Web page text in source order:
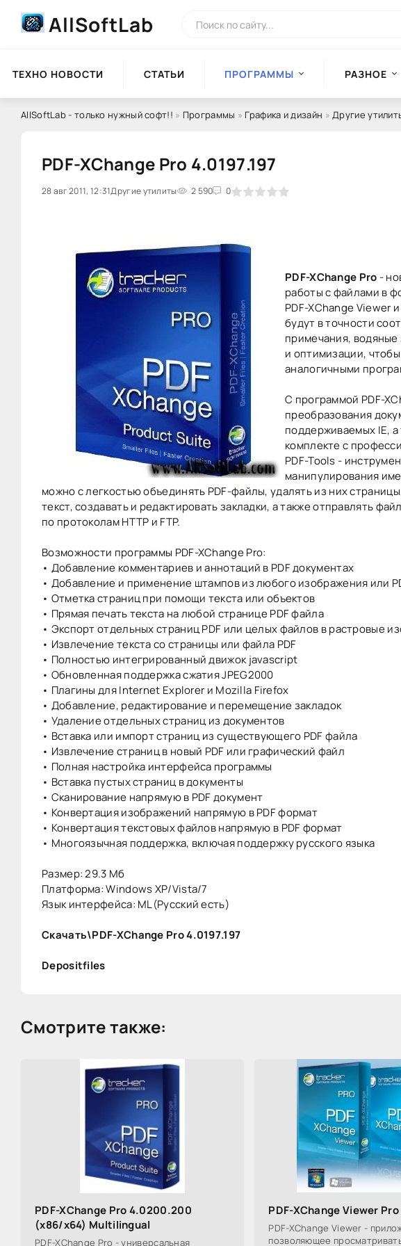
AllSoftLab
ТЕХНО НОВОСТИ СТАТЬИ ПРОГРАММЫ РАЗНОЕ
AllSoftLab - только нужный софт!! » Программы » Графика и дизайн »Другие
PDF-XChange Pro 4.0197.197
28 авг 2011, 12:31Другие утилиты 2 590 0
0 1 2 3 4 5
PDF-XChange Pro -
работы с файлами в
PDF-XChange Viewer
будут в точности
примечания, водяные
и оптимизации,
аналогичными
С программой PDF-
преобразования
поддерживаемых IE, а
комплекте с
PDF-Tools -
манипулирования
можно с легкостью объединять PDF-файлы, удалять из них
текст, создавать и редактировать закладки, а также отправлять
по протоколам HTTP и FTP.
Возможности программы PDF-XChange Pro:
• Добавление комментариев и аннотаций в PDF документах
• Добавление и применение штампов из любого изображения или
• Отметка страниц при помощи текста или объектов
• Прямая печать текста на любой странице PDF файла
• Экспорт отдельных страниц PDF или целых файлов в растровые
• Извлечение текста со страницы или файла PDF
• Полностью интегрированный движок javascript
• Обновленная поддержка сжатия JPEG2000
• Плагины для Internet Explorer и Mozilla Firefox
• Добавление, редактирование и перемещение закладок
• Удаление отдельных страниц из документов
• Вставка или импорт страниц из существующего PDF файла
• Извлечение страниц в новый PDF или графический файл
• Полная настройка интерфейса программы
• Вставка пустых страниц в документы
• Сканирование напрямую в PDF документ
• Конвертация изображений напрямую в PDF формат
• Конвертация текстовых файлов напрямую в PDF формат
• Многоязычная поддержка, включая поддержку русского языка
Размер: 29.3 Мб
Платформа: Windows XP/Vista/7
Язык интерфейса: ML(Русский есть)
Скачать\PDF-XChange Pro 4.0197.197
Depositfiles
Смотрите также:
PDF-XChange Pro 4.0200.200
(x86/x64) Multilingual
PDF-XChange Pro - универсальная
PDF-XChange Viewer
PDF-XChange Viewer -
позволяющее